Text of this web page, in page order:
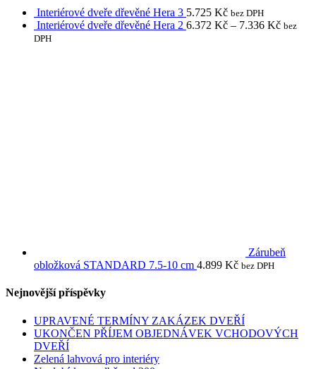
Interiérové dveře dřevěné Hera 3 5.725 Kč bez DPH
Interiérové dveře dřevěné Hera 2 6.372 Kč – 7.336 Kč bez
DPH
Zárubeň
obložková STANDARD 7.5-10 cm 4.899 Kč bez DPH
Nejnovější příspěvky
UPRAVENÉ TERMÍNY ZAKÁZEK DVEŘÍ
UKONČEN PŘÍJEM OBJEDNÁVEK VCHODOVÝCH
DVEŘÍ
Zelená lahvová pro interiéry